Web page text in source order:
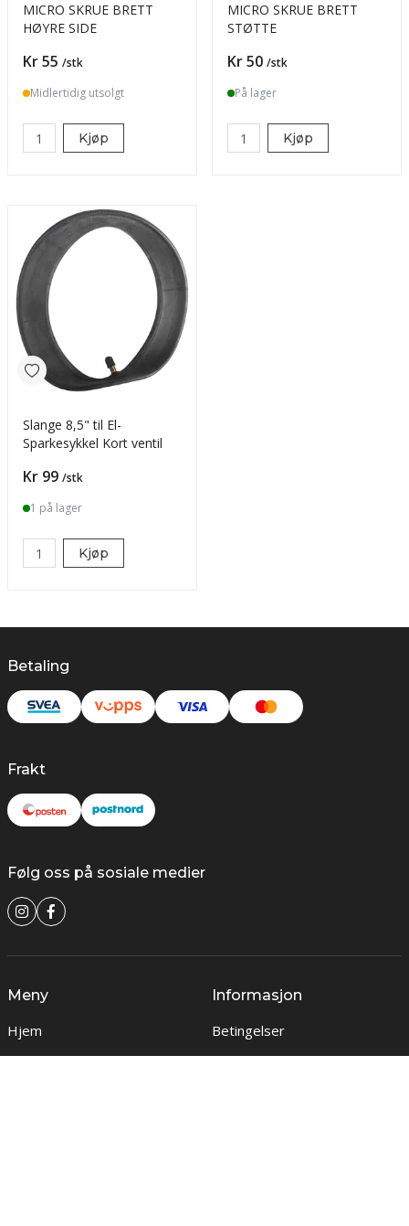
MICRO SKRUE BRETT
HØYRE SIDE
Pris
Kr 55 /stk
Midlertidig utsolgt
Kjøp
MICRO SKRUE BRETT
STØTTE
Pris
Kr 50 /stk
På lager
Kjøp
Slange 8,5" til El-
Sparkesykkel Kort ventil
Pris
Kr 99 /stk
1 på lager
Kjøp
Betaling
Frakt
Følg oss på sosiale medier
Meny
Hjem
Informasjon
Betingelser